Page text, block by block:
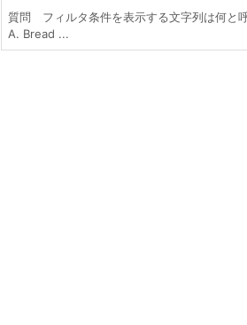
質問 フィルタ条件を表示する文字列は何と
A. Bread ...